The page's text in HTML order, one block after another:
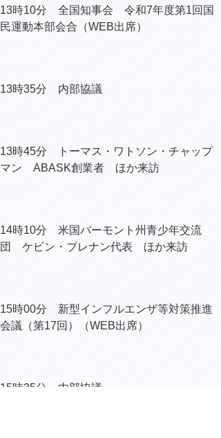
13時10分 全国知事会 令和7年度第1回国
民運動本部会合（WEB出席）
13時35分 内部協議
13時45分 トーマス・ワトソン・チャップ
マン ABASK創業者 ほか来訪
14時10分 米国バーモント州青少年交流
団 ケビン・ブレナン代表 ほか来訪
15時00分 新型インフルエンザ等対策推進
会議（第17回）（WEB出席）
15時35分 内部協議